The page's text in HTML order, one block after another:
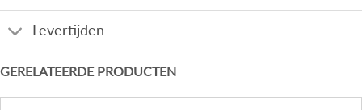
Levertijden
GERELATEERDE PRODUCTEN